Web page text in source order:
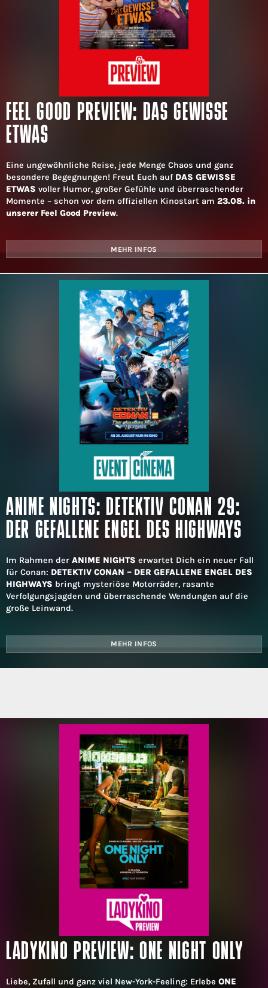
FEEL GOOD PREVIEW: DAS GEWISSE
ETWAS
Eine ungewöhnliche Reise, jede Menge Chaos und ganz
besondere Begegnungen! Freut Euch auf DAS GEWISSE
ETWAS voller Humor, großer Gefühle und überraschender
Momente – schon vor dem offiziellen Kinostart am 23.08. in
unserer Feel Good Preview.
MEHR INFOS
ANIME NIGHTS: DETEKTIV CONAN 29:
DER GEFALLENE ENGEL DES HIGHWAYS
Im Rahmen der ANIME NIGHTS erwartet Dich ein neuer Fall
für Conan: DETEKTIV CONAN – DER GEFALLENE ENGEL DES
HIGHWAYS bringt mysteriöse Motorräder, rasante
Verfolgungsjagden und überraschende Wendungen auf die
große Leinwand.
MEHR INFOS
LADYKINO PREVIEW: ONE NIGHT ONLY
Liebe, Zufall und ganz viel New-York-Feeling: Erlebe ONE